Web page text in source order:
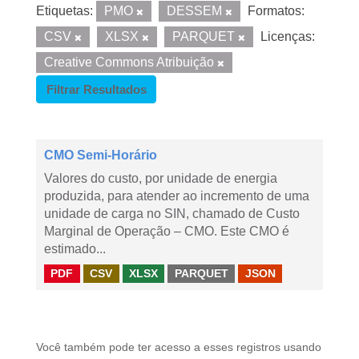
Etiquetas: PMO DESSEM
Formatos:
CSV
XLSX PARQUET
Licenças:
Creative Commons Atribuição
Filtrar Resultados
CMO Semi-Horário
Valores do custo, por unidade de energia
produzida, para atender ao incremento de uma
unidade de carga no SIN, chamado de Custo
Marginal de Operação – CMO. Este CMO é
estimado...
PDF CSV XLSX PARQUET JSON
Você também pode ter acesso a esses registros usando